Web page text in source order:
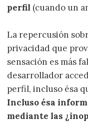
perfil (cuando un
La repercusión
privacidad que
sensación es más
desarrollador
perfil, incluso ésa
Incluso ésa
mediante las